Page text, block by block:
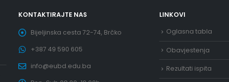
KONTAKTIRAJTE NAS
Bijeljinska cesta 72-74, Brčko
+387 49 590 605
info@eubd.edu.ba
LINKOVI
Oglasna tabla
Obavjestenja
Rezultati ispita